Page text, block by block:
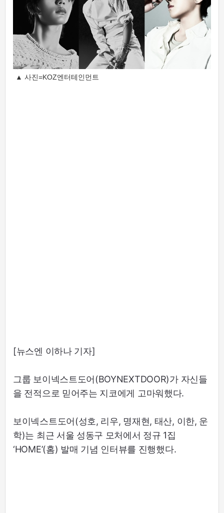
▲ 사진=KOZ엔터테인먼트
[뉴스엔 이하나 기자]
그룹 보이넥스트도어(BOYNEXTDOOR)가 자신들
을 전적으로 믿어주는 지코에게 고마워했다.
보이넥스트도어(성호, 리우, 명재현, 태산, 이한, 운
학)는 최근 서울 성동구 모처에서 정규 1집
‘HOME’(홈) 발매 기념 인터뷰를 진행했다.